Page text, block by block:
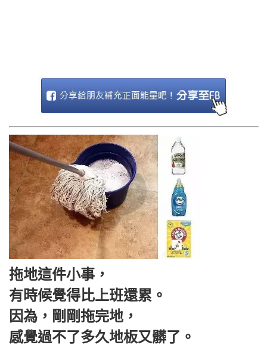
拖地這件小事，
有時候覺得比上班還累。
因為，剛剛拖完地，
感覺過不了多久地板又髒了。